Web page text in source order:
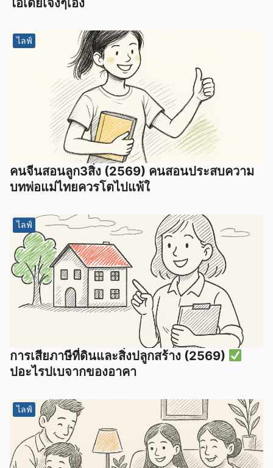
ไอเดียเจ๋งๆเอง
ไลฟ์
คนจีนสอนลูก3สิ่ง (2569) คนสอนประสบความ
บทพ่อแม่ไทยควรโตไปแพ้ใ
ไลฟ์
การเสียภาษีที่ดินและสิ่งปลูกสร้าง (2569)
ปอะไรปเบจากของอาคา
ไลฟ์